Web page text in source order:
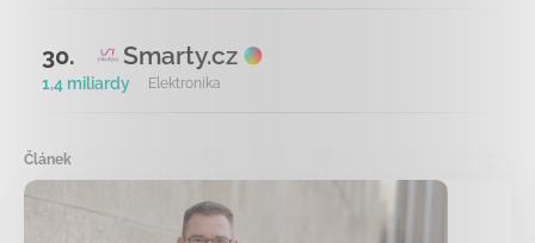
30. Smarty.cz
1,4 miliardy Elektronika
Článek